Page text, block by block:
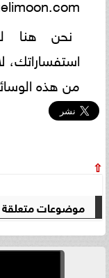
نحن هنا
استفساراتك،
من هذه
⇧
موضوعات متعلقة